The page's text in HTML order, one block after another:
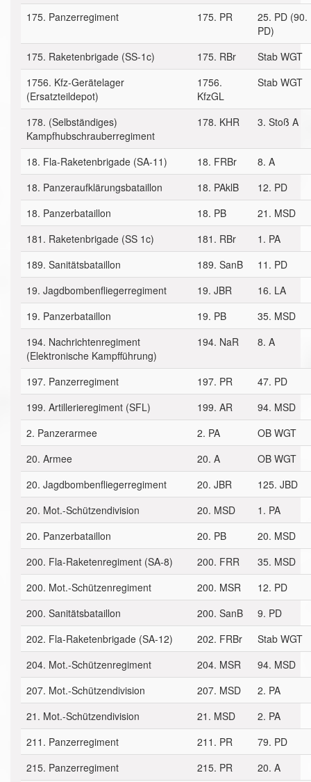
175. Panzerregiment
175. PR
25. PD (90.
PD)
175. Raketenbrigade (SS-1c)
175. RBr
Stab WGT
1756. Kfz-Gerätelager
(Ersatzteildepot)
1756.
KfzGL
Stab WGT
178. (Selbständiges)
Kampfhubschrauberregiment
178. KHR 3. Stoß A
18. Fla-Raketenbrigade (SA-11) 18. FRBr
8. A
18. Panzeraufklärungsbataillon
18. PAklB
12. PD
18. Panzerbataillon
18. PB
21. MSD
181. Raketenbrigade (SS 1c)
181. RBr
1. PA
189. Sanitätsbataillon
189. SanB
11. PD
19. Jagdbombenfliegerregiment
19. JBR
16. LA
19. Panzerbataillon
19. PB
35. MSD
194. Nachrichtenregiment
(Elektronische Kampfführung)
194. NaR 8. A
197. Panzerregiment 197. PR
47. PD
199. Artillerieregiment (SFL)
199. AR
94. MSD
2. Panzerarmee
2. PA
OB WGT
20. Armee
20. A
OB WGT
20. Jagdbombenfliegerregiment
20. JBR
125. JBD
20. Mot.-Schützendivision
20. MSD
1. PA
20. Panzerbataillon
20. PB
20. MSD
200. Fla-Raketenregiment (SA-8)
200. FRR
35. MSD
200. Mot.-Schützenregiment
200. MSR
12. PD
200. Sanitätsbataillon
200. SanB
9. PD
202. Fla-Raketenbrigade (SA-12)
202. FRBr
Stab WGT
204. Mot.-Schützenregiment
204. MSR
94. MSD
207. Mot.-Schützendivision
207. MSD
2. PA
21. Mot.-Schützendivision
21. MSD
2. PA
211. Panzerregiment
211. PR
79. PD
215. Panzerregiment
215. PR 20. A